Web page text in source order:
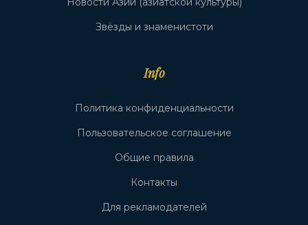
Звёзды и знаменистоти
Info
Политика конфиденциальности
Пользовательское соглашение
Общие правила
Контакты
Для рекламодателей